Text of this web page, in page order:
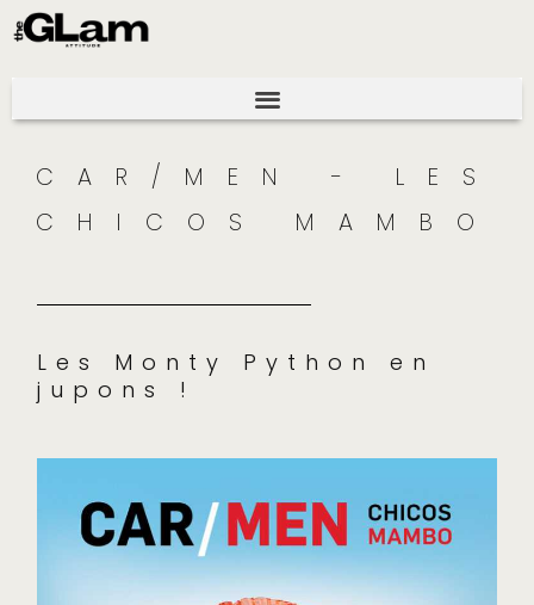
CAR/MEN - LES
CHICOS MAMBO
Les Monty Python en
jupons !